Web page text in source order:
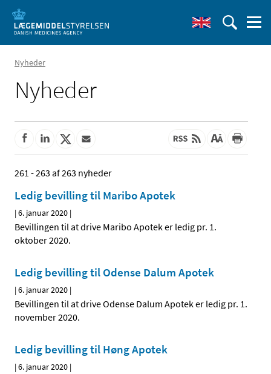
Nyheder
Nyheder
261 - 263 af 263 nyheder
Ledig bevilling til Maribo Apotek
|6. januar 2020 |
Bevillingen til at drive Maribo Apotek er ledig pr. 1.
oktober 2020.
Ledig bevilling til Odense Dalum Apotek
|6. januar 2020 |
Bevillingen til at drive Odense Dalum Apotek er ledig pr. 1.
november 2020.
Ledig bevilling til Høng Apotek
|6. januar 2020 |